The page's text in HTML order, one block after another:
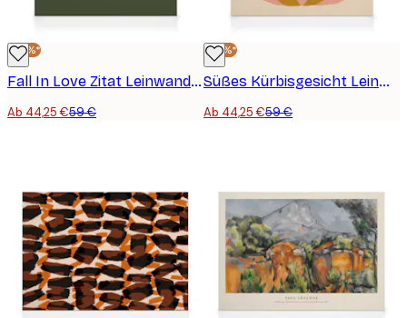
-25%*
Fall In Love Zitat Leinwandbild
Ab 44,25 €59 €
-25%*
Süßes Kürbisgesicht Leinwandbild
Ab 44,25 €59 €